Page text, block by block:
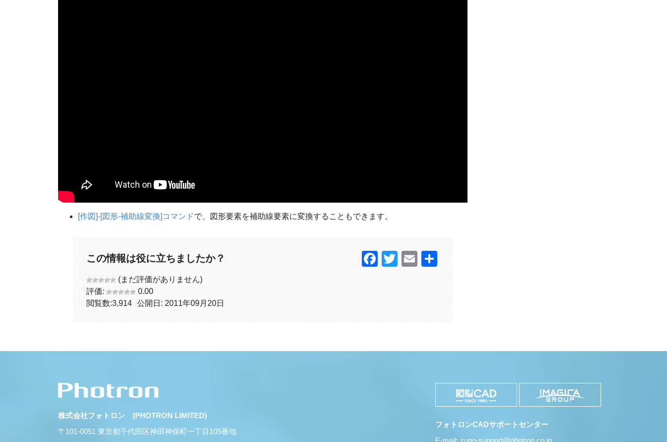
[作図]-[図形-補助線変換]コマンドで、図形要素を補助線要素に変換することもできます。
この情報は役に立ちましたか？
(まだ評価がありません)
評価:
0.00
閲覧数:3,914 公開日: 2011年09月20日
Facebook
TwitterEmail
株式会社フォトロン (PHOTRON LIMITED)
〒101-0051 東京都千代田区神田神保町一丁目105番地
フォトロンCADサポートセンター
E-mail: zuno-support@photron.co.jp